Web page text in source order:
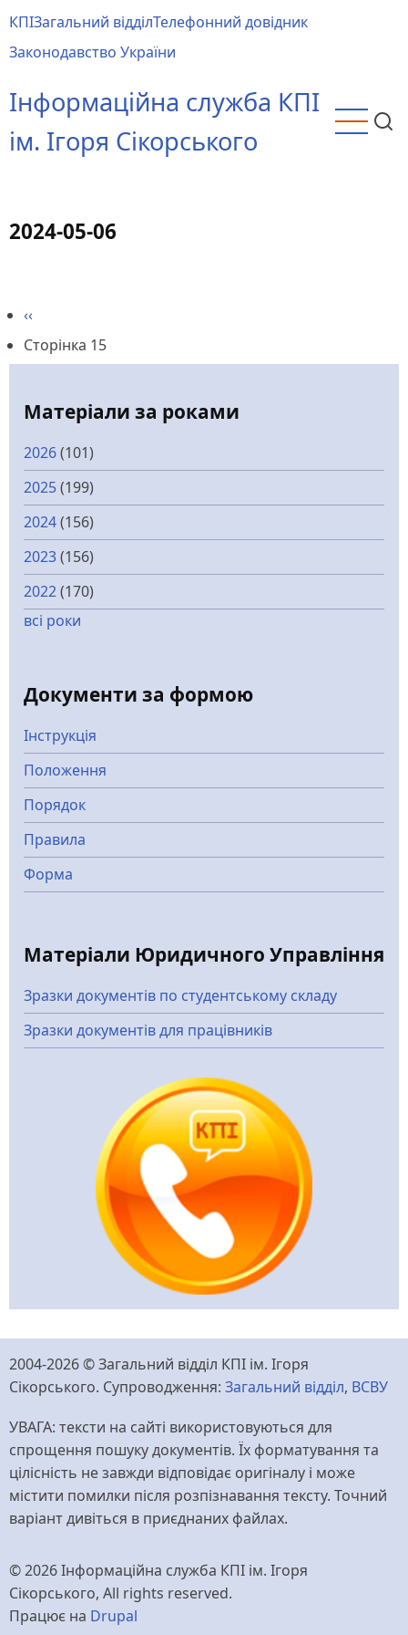
до
основного
КПІЗагальний відділТелефонний довідник
Законодавство України
Інформаційна служба КПІ
ім. Ігоря Сікорського
2024-05-06
на
Попередня
сторінка
‹‹
Сторінка 15
Матеріали за роками
2026(101)
2025(199)
2024(156)
2023(156)
2022(170)
всі роки
Документи за формою
Інструкція
Положення
Порядок
Правила
Форма
Матеріали Юридичного Управління
Зразки документів по студентському складу
Зразки документів для працівників
2004-2026 © Загальний відділ КПІ ім. Ігоря
Сікорського. Супроводження: Загальний відділ, ВСВУ
УВАГА: тексти на сайті використовуються для
спрощення пошуку документів. Їх форматування та
цілісність не завжди відповідає оригіналу і може
містити помилки після розпізнавання тексту. Точний
варіант дивіться в приєднаних файлах.
© 2026 Інформаційна служба КПІ ім. Ігоря
Сікорського, All rights reserved.
Працює на Drupal